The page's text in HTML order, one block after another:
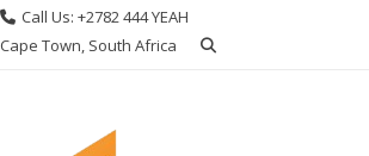
Call Us: +2782 444 YEAH
Cape Town, South Africa